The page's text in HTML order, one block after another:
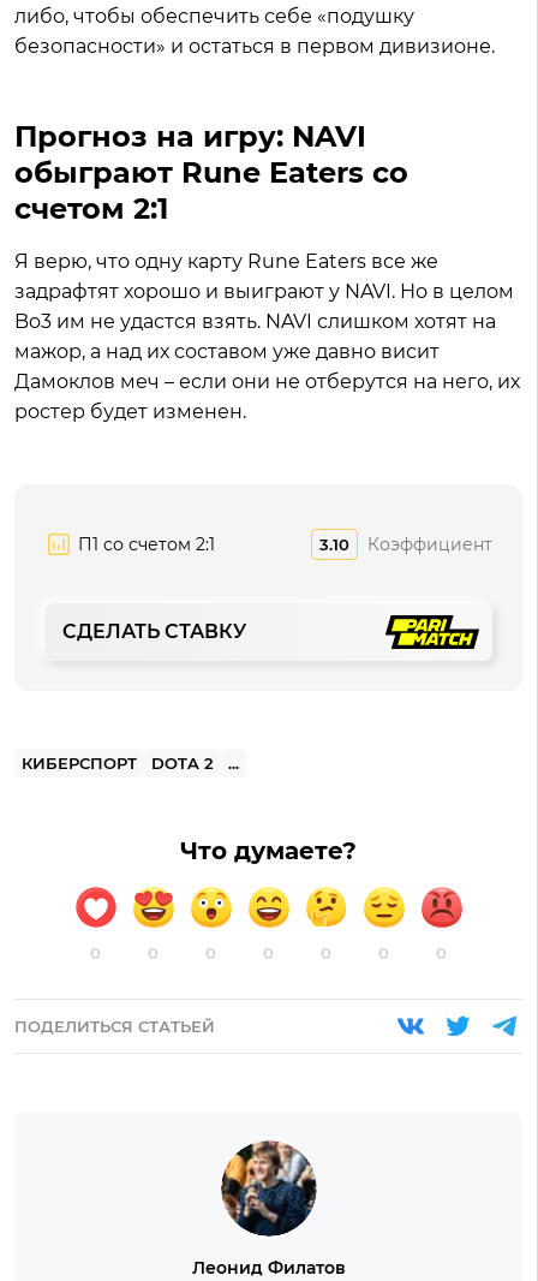
либо, чтобы обеспечить себе «подушку
безопасности» и остаться в первом дивизионе.
Прогноз на игру: NAVI
обыграют Rune Eaters со
счетом 2:1
Я верю, что одну карту Rune Eaters все же
задрафтят хорошо и выиграют у NAVI. Но в целом
Bo3 им не удастся взять. NAVI слишком хотят на
мажор, а над их составом уже давно висит
Дамоклов меч – если они не отберутся на него, их
ростер будет изменен.
П1 со счетом 2:1 3.10 Коэффициент
СДЕЛАТЬ СТАВКУ
КИБЕРСПОРТ DOTA 2 ...
Что думаете?
0 0 0 0 0 0 0
ПОДЕЛИТЬСЯ СТАТЬЕЙ
Леонид Филатов